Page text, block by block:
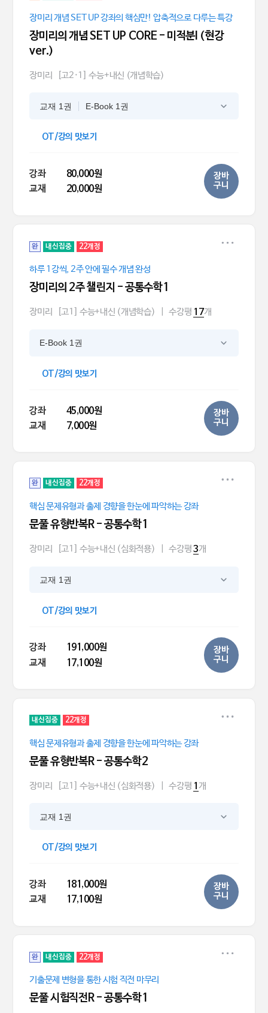
장미리 개념 SET UP 강좌의 핵심만! 압축적으로 다루는 특강
장미리의 개념 SET UP CORE - 미적분l (현강
ver.)
장미리 [고2·1] 수능+내신 (개념학습)
교재 1권 E-Book 1권
OT/강의 맛보기
강좌
80,000원
교재
20,000원
장바
구니
완 내신집중 22개정
하루 1강씩, 2주 안에 필수 개념 완성
장미리의 2주 챌린지 - 공통수학1
장미리 [고1] 수능+내신 (개념학습) 수강평 17개
E-Book 1권
OT/강의 맛보기
강좌
45,000원
교재
7,000원
장바
구니
완 내신집중 22개정
핵심 문제유형과 출제 경향을 한눈에 파악하는 강좌
문풀 유형반복R - 공통수학1
장미리 [고1] 수능+내신 (심화적용) 수강평3개
교재 1권
OT/강의 맛보기
강좌
191,000원
교재
17,100원
장바
구니
내신집중 22개정
핵심 문제유형과 출제 경향을 한눈에 파악하는 강좌
문풀 유형반복R - 공통수학2
장미리 [고1] 수능+내신 (심화적용) 수강평 1 개
교재 1권
OT/강의 맛보기
강좌
181,000원
교재
17,100원
장바
구니
완 내신집중 22개정
기출문제 변형을 통한 시험 직전 마무리
문풀 시험직전R - 공통수학1